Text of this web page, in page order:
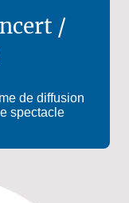
/
de diffusion
spectacle